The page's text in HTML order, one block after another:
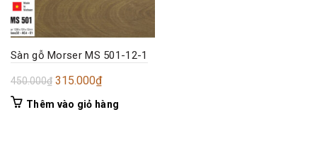
Sàn gỗ Morser MS 501-12-1
450.000₫ Giá
gốc
315.000₫Giá
hiện
Thêm vào giỏ hàng